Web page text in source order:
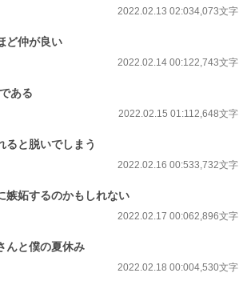
2022.02.13 02:034,073文字
ど仲が良い
2022.02.14 00:122,743文字
ある
2022.02.15 01:112,648文字
ると脱いでしまう
2022.02.16 00:533,732文字
嫉妬するのかもしれない
2022.02.17 00:062,896文字
んと僕の夏休み
2022.02.18 00:004,530文字